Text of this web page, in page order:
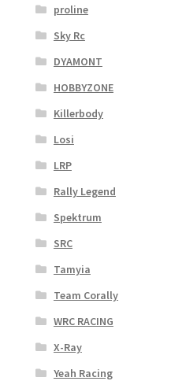
proline
Sky Rc
DYAMONT
HOBBYZONE
Killerbody
Losi
LRP
Rally Legend
Spektrum
SRC
Tamyia
Team Corally
WRC RACING
X-Ray
Yeah Racing